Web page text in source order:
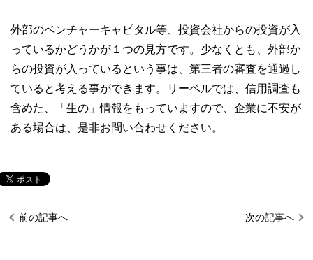
外部のベンチャーキャピタル等、投資会社からの投資が入
っているかどうかが１つの見方です。少なくとも、外部か
らの投資が入っているという事は、第三者の審査を通過し
ていると考える事ができます。リーベルでは、信用調査も
含めた、「生の」情報をもっていますので、企業に不安が
ある場合は、是非お問い合わせください。
前の記事へ 次の記事へ